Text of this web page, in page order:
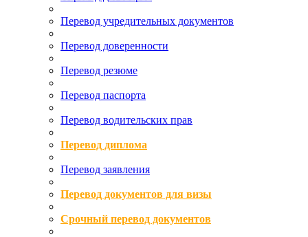
Перевод учредительных документов
Перевод доверенности
Перевод резюме
Перевод паспорта
Перевод водительских прав
Перевод диплома
Перевод заявления
Перевод документов для визы
Срочный перевод документов